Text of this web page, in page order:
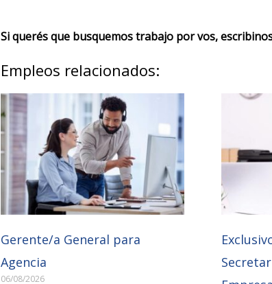
Si querés que busquemos trabajo por vos,
Empleos relacionados:
Gerente/a General para
Agencia
06/08/2026